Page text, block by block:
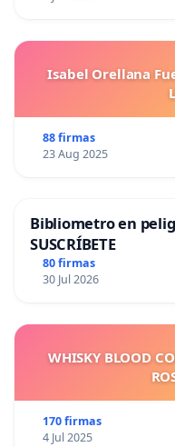
Isabel Orellana
88 firmas
23 Aug 2025
Bibliometro en
SUSCRÍBETE
80 firmas
30 Jul 2026
WHISKY BLOOD
170 firmas
4 Jul 2025